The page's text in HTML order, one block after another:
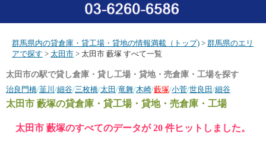
群馬県内の貸倉庫・貸工場・貸地の情報満載（トップ) > 群馬県のエリ
アで探す > 太田市 > 太田市 藪塚 すべて一覧
太田市の駅で貸し倉庫・貸し工場・貸地・売倉庫・工場を探す
治良門橋/韮川 /細谷/三枚橋/太田 /竜舞/木崎/藪塚/小菅/世良田 /細谷
太田市 藪塚の貸倉庫・貸工場・貸地・売倉庫・工場
太田市 藪塚のすべてのデータが 20 件ヒットしました。